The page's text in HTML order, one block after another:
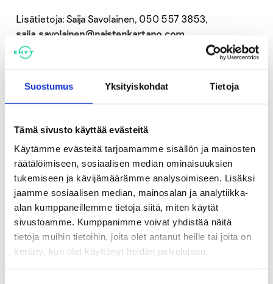
Suostumus Yksityiskohdat Tietoja
Tämä sivusto käyttää evästeitä
Käytämme evästeitä tarjoamamme sisällön ja mainosten
räätälöimiseen, sosiaalisen median ominaisuuksien
tukemiseen ja kävijämäärämme analysoimiseen. Lisäksi
jaamme sosiaalisen median, mainosalan ja analytiikka-
alan kumppaneillemme tietoja siitä, miten käytät
sivustoamme. Kumppanimme voivat yhdistää näitä
tietoja muihin tietoihin, joita olet antanut heille tai joita on
kerätty, kun olet käyttänyt heidän palvelujaan.
20.2.
2024
Aika
ti 20.02.2024 18:00
Pääkirjasto Metso Pirkankatu 2 (Pihlaja-sali) Tampere
Lisätietoja: Saija Savolainen, 050 557 3853,
saija.savolainen@naistenkartano.com